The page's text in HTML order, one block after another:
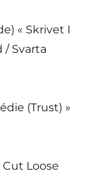
« Skrivet I
/ Svarta
(Trust) »
Cut Loose